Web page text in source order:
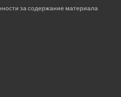
за содержание материала